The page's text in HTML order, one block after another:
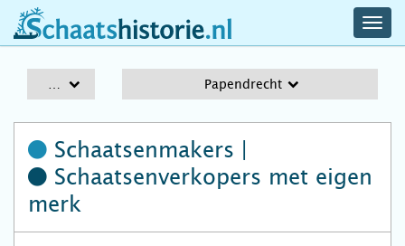
schaatshistorie.nl
Papendrecht
Schaatsenmakers |
Schaatsenverkopers met eigen
merk